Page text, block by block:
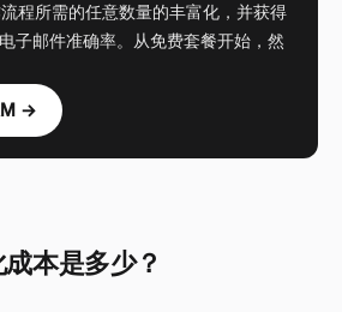
程所需的任意数量的丰富化，并获得
子邮件准确率。从免费套餐开始，然
→
本是多少？